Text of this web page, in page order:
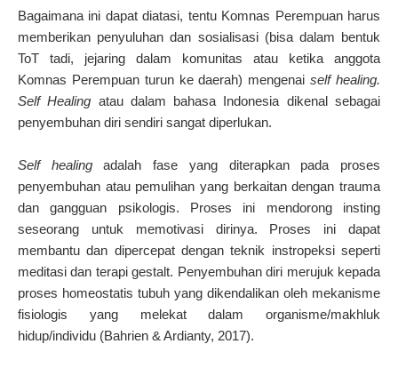
Bagaimana ini dapat diatasi, tentu Komnas Perempuan harus
memberikan penyuluhan dan sosialisasi (bisa dalam bentuk
ToT tadi, jejaring dalam komunitas atau ketika anggota
Komnas Perempuan turun ke daerah) mengenaiself healing.
Self Healing atau dalam bahasa Indonesia dikenal sebagai
penyembuhan diri sendiri sangat diperlukan.
Self healingadalah fase yang diterapkan pada proses
penyembuhan atau pemulihan yang berkaitan dengan trauma
dan gangguan psikologis. Proses ini mendorong insting
seseorang untuk memotivasi dirinya. Proses ini dapat
membantu dan dipercepat dengan teknik instropeksi seperti
meditasi dan terapi gestalt. Penyembuhan diri merujuk kepada
proses homeostatis tubuh yang dikendalikan oleh mekanisme
fisiologis yang melekat dalam organisme/makhluk
hidup/individu (Bahrien & Ardianty, 2017).